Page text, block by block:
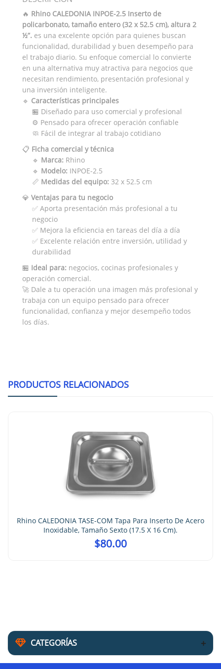
CATEGORÍAS
🔥 Rhino CALEDONIA INPOE-2.5 Inserto de
policarbonato, tamaño entero (32 x 52.5 cm), altura 2
½”. es una excelente opción para quienes buscan
funcionalidad, durabilidad y buen desempeño para
el trabajo diario. Su enfoque comercial lo convierte
en una alternativa muy atractiva para negocios que
necesitan rendimiento, presentación profesional y
una inversión inteligente.
🔹 Características principales
🏪 Diseñado para uso comercial y profesional
⚙️ Pensado para ofrecer operación confiable
🧼 Fácil de integrar al trabajo cotidiano
📋 Ficha comercial y técnica
🔹 Marca: Rhino
🔹 Modelo: INPOE-2.5
📏 Medidas del equipo: 32 x 52.5 cm
💎 Ventajas para tu negocio
✅ Aporta presentación más profesional a tu
negocio
✅ Mejora la eficiencia en tareas del día a día
✅ Excelente relación entre inversión, utilidad y
durabilidad
🏪 Ideal para: negocios, cocinas profesionales y
operación comercial.
🚀 Dale a tu operación una imagen más profesional y
trabaja con un equipo pensado para ofrecer
funcionalidad, confianza y mejor desempeño todos
los días.
PRODUCTOS RELACIONADOS
Rhino CALEDONIA TASE-COM Tapa Para Inserto De Acero
Inoxidable, Tamaño Sexto (17.5 X 16 Cm).
$80.00